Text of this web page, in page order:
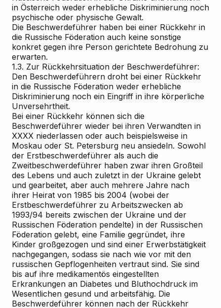
in Österreich weder erhebliche Diskriminierung noch
psychische oder physische Gewalt.
Die Beschwerdeführer haben bei einer Rückkehr in
die Russische Föderation auch keine sonstige
konkret gegen ihre Person gerichtete Bedrohung zu
erwarten.
1.3. Zur Rückkehrsituation der Beschwerdeführer:
Den Beschwerdeführern droht bei einer Rückkehr
in die Russische Föderation weder erhebliche
Diskriminierung noch ein Eingriff in ihre körperliche
Unversehrtheit.
Bei einer Rückkehr können sich die
Beschwerdeführer wieder bei ihren Verwandten in
XXXX niederlassen oder auch beispielsweise in
Moskau oder St. Petersburg neu ansiedeln. Sowohl
der Erstbeschwerdeführer als auch die
Zweitbeschwerdeführer haben zwar ihren Großteil
des Lebens und auch zuletzt in der Ukraine gelebt
und gearbeitet, aber auch mehrere Jahre nach
ihrer Heirat von 1985 bis 2004 (wobei der
Erstbeschwerdeführer zu Arbeitszwecken ab
1993/94 bereits zwischen der Ukraine und der
Russischen Föderation pendelte) in der Russischen
Föderation gelebt, eine Familie gegründet, ihre
Kinder großgezogen und sind einer Erwerbstätigkeit
nachgegangen, sodass sie nach wie vor mit den
russischen Gepflogenheiten vertraut sind. Sie sind
bis auf ihre medikamentös eingestellten
Erkrankungen an Diabetes und Bluthochdruck im
Wesentlichen gesund und arbeitsfähig. Die
Beschwerdeführer können nach der Rückkehr